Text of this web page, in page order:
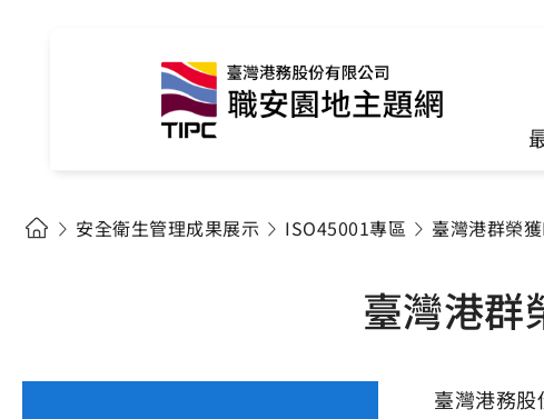
安全衛生管理成果展示 ISO45001專區 臺灣港群榮
臺灣港群
臺灣港務